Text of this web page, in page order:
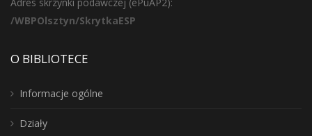
/WBPOlsztyn/SkrytkaESP
O BIBLIOTECE
Informacje ogólne
Działy